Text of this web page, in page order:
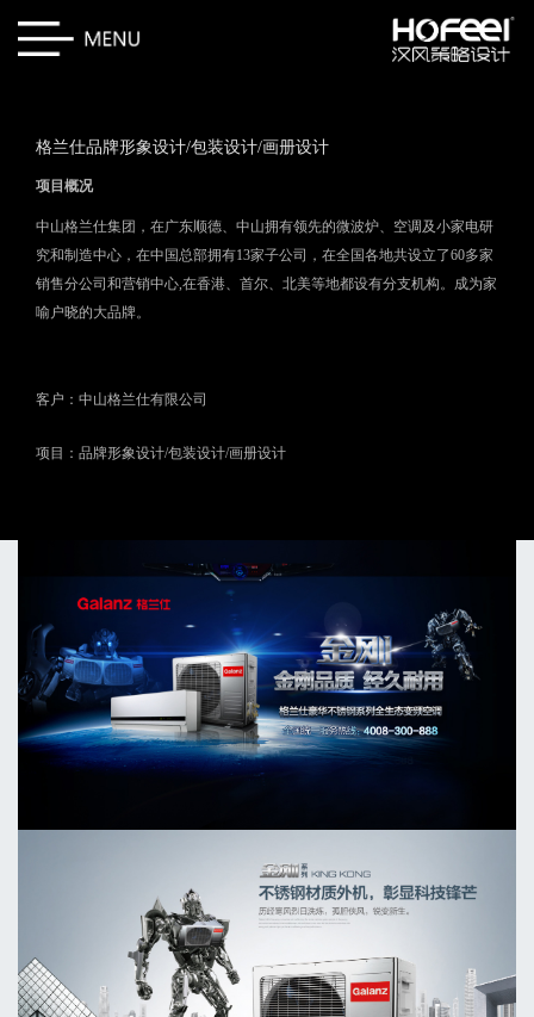
格兰仕品牌形象设计/包装设计/画册设计
项目概况
中山格兰仕集团，在广东顺德、中山拥有领先的微波炉、空调及小家电研
究和制造中心，在中国总部拥有13家子公司，在全国各地共设立了60多家
销售分公司和营销中心,在香港、首尔、北美等地都设有分支机构。成为家
喻户晓的大品牌。
客户：中山格兰仕有限公司
项目：品牌形象设计/包装设计/画册设计